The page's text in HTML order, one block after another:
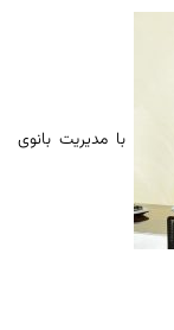
با مدیریت بانوی